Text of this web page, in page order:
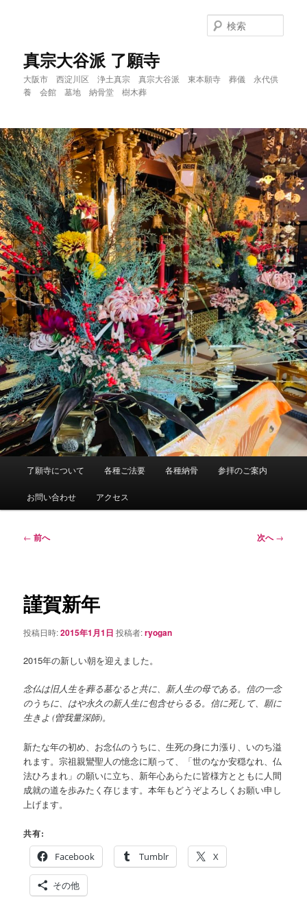
移
動
真宗大谷派 了願寺
大阪市 西淀川区 浄土真宗 真宗大谷派 東本願寺 葬儀 永代供
養 会館 墓地 納骨堂 樹木葬
索
了願寺について 各種ご法要 各種納骨 参拝のご案内
お問い合わせ アクセス
投
ゲ
ー
ョ
← 前へ 次へ→
謹賀新年
投稿日時:2015年1月1日 投稿者:ryogan
2015年の新しい朝を迎えました。
念仏は旧人生を葬る墓なると共に、新人生の母である。信の一念
のうちに、はや永久の新人生に包含せらるる。信に死して、願に
生きよ (曽我量深師)。
新たな年の初め、お念仏のうちに、生死の身に力漲り、いのち溢
れます。宗祖親鸞聖人の憶念に順って、「世のなか安穏なれ、仏
法ひろまれ」の願いに立ち、新年心あらたに皆様方とともに人間
成就の道を歩みたく存じます。本年もどうぞよろしくお願い申し
上げます。
共有:
Facebook
Tumblr X
その他